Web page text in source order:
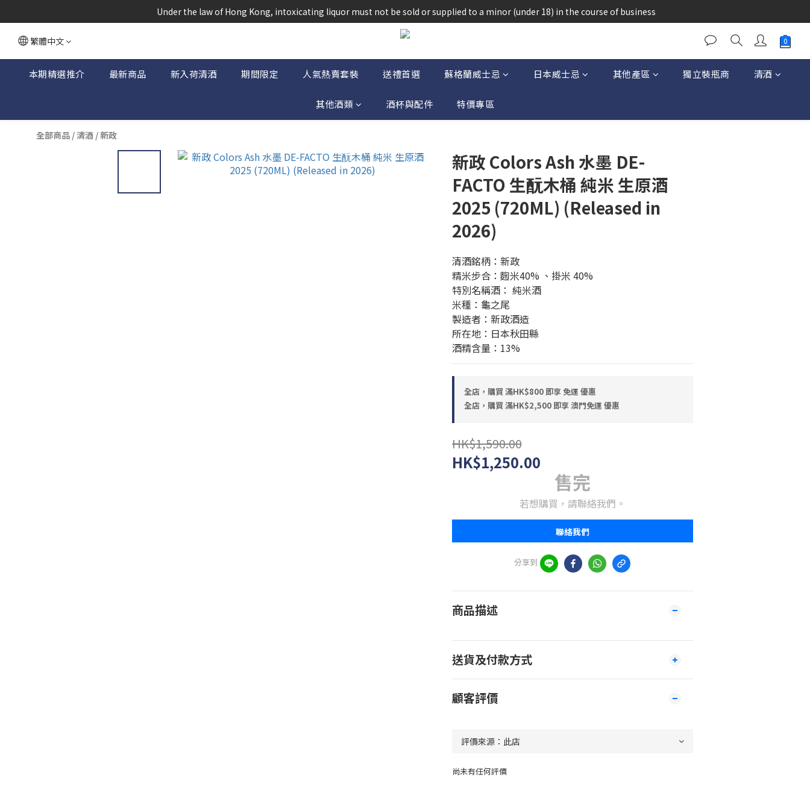
根據香港法律，不得在業務過程中，向未成年人(18歲以下人士)售賣或供應令人醺醉的酒類。
Under the law of Hong Kong, intoxicating liquor must not be sold or supplied to a minor (under 18) in the course of business
根據香港法律，不得在業務過程中，向未成年人(18歲以下人士)售賣或供應令人醺醉的酒類。
繁體中文
本期精選推介 最新商品 新入荷清酒 期間限定 人氣熱賣套裝 送禮首選 蘇格蘭威士忌 日本威士忌 其他產區 獨立裝瓶商 清酒
其他酒類 酒杯與配件 特價專區
全部商品 /清酒 /新政
新政 Colors Ash 水墨 DE-
FACTO 生酛木桶 純米 生原酒
2025 (720ML) (Released in
2026)
清酒銘柄：新政
精米步合：麴米40% 、掛米 40%
特別名稱酒： 純米酒
米種：龜之尾
製造者：新政酒造
所在地：日本秋田縣
酒精含量：13%
全店，購買 滿HK$800 即享 免運 優惠
全店，購買 滿HK$2,500 即享 澳門免運 優惠
HK$1,590.00
HK$1,250.00
售完
若想購買，請聯絡我們。
聯絡我們
分享到
商品描述
送貨及付款方式
顧客評價
尚未有任何評價